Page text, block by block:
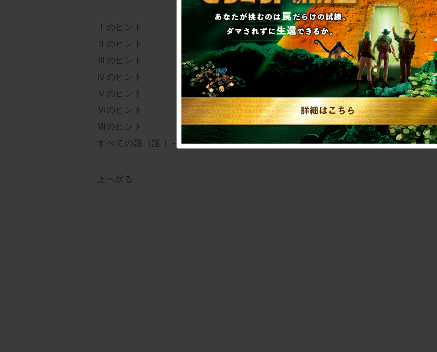
Ⅰのヒント
Ⅱのヒント
Ⅲのヒント
Ⅳのヒント
Ⅴのヒント
Ⅵのヒント
Ⅶのヒント
すべての謎（謎Ⅰ～Ⅶ）が解き終わったら
上へ戻る